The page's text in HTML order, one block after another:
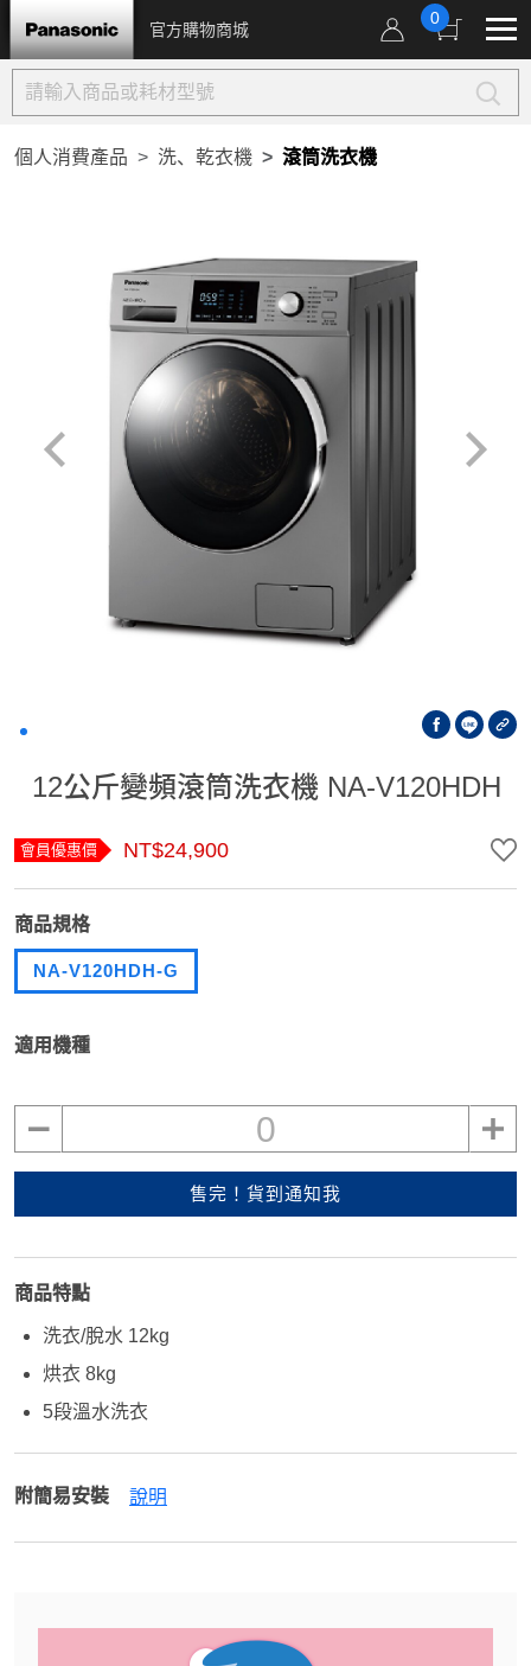
官方購物商城
0
個人消費產品 洗、乾衣機 滾筒洗衣機
12公斤變頻滾筒洗衣機 NA-V120HDH
會員優惠價 NT$24,900
商品規格
NA-V120HDH-G
適用機種
0
售完！貨到通知我
商品特點
洗衣/脫水 12kg
烘衣 8kg
5段溫水洗衣
附簡易安裝 說明